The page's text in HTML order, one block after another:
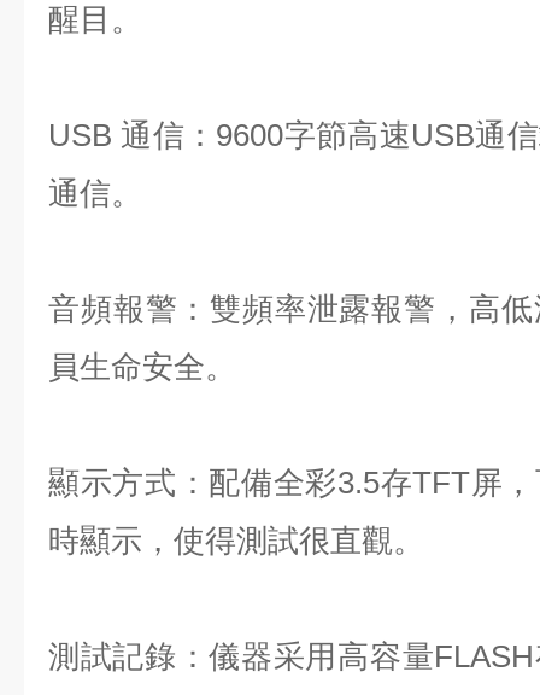
醒目。
USB 通信：9600字節高速USB通
通信。
音頻報警：雙頻率泄露報警，高
員生命安全。
顯示方式：配備全彩3.5存TFT屏
時顯示，使得測試很直觀。
測試記錄：儀器采用高容量